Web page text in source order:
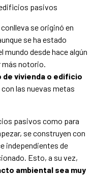
se originó en
se ha estado
desde hace algún
más notorio.
de vivienda o edificio
las nuevas metas
pasivos como para
se construyen con
independientes de
Esto, a su vez,
ambiental sea muy